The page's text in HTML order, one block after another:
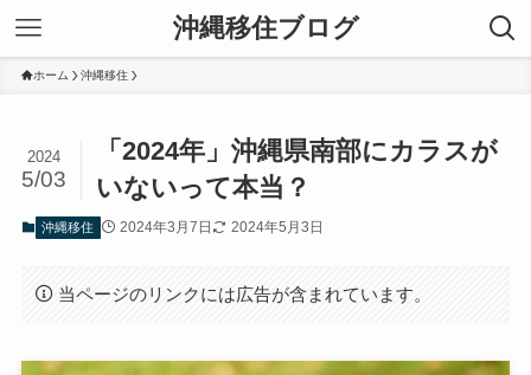
沖縄移住ブログ
ホーム 沖縄移住
「2024年」沖縄県南部にカラスが
いないって本当？
2024
5/03
沖縄移住 2024年3月7日 2024年5月3日
当ページのリンクには広告が含まれています。